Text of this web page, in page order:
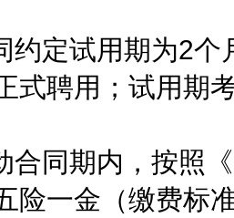
定试用期为2个
式聘用；试用期
同期内，按照《
险一金（缴费标